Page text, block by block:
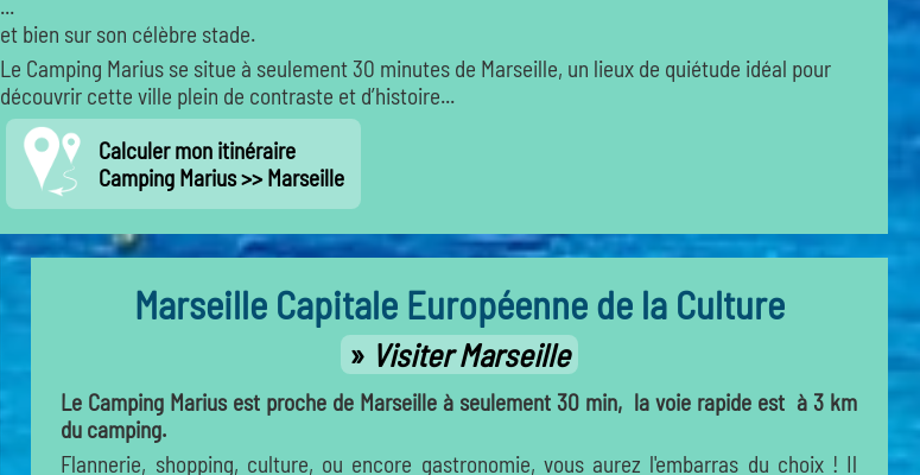
...
et bien sur son célèbre stade.
Le Camping Marius se situe à seulement 30 minutes de Marseille, un lieux de quiétude idéal pour
découvrir cette ville plein de contraste et d’histoire...
Calculer mon itinéraire
Camping Marius >> Marseille
Marseille Capitale Européenne de la Culture
Visiter Marseille
Le Camping Marius est proche de Marseille à seulement 30 min, la voie rapide est à 3 km
du camping.
Flannerie, shopping, culture, ou encore gastronomie, vous aurez l'embarras du choix ! Il